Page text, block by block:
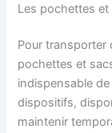
Les pochettes
Pour transporter
pochettes et
indispensable
dispositifs,
maintenir